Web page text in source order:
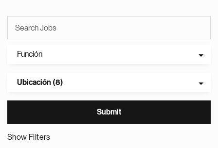
Función
Ubicación (8)
Show Filters